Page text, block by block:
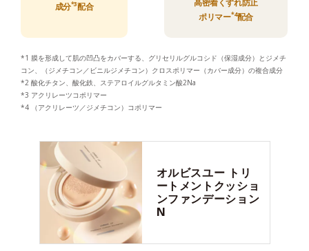
成分*3配合
高密着くずれ防止
ポリマー*4配合
*1 膜を形成して肌の凹凸をカバーする、グリセリルグルコシド（保湿成分）とジメチ
コン、（ジメチコン／ビニルジメチコン）クロスポリマー（カバー成分）の複合成分
*2 酸化チタン、酸化鉄、ステアロイルグルタミン酸2Na
*3 アクリレーツコポリマー
*4 （アクリレーツ／ジメチコン）コポリマー
オルビスユー トリ
ートメントクッショ
ンファンデーション
N